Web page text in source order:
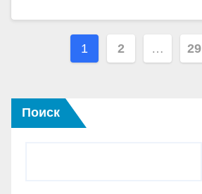
Пагинация
1 2 … 29
Поиск